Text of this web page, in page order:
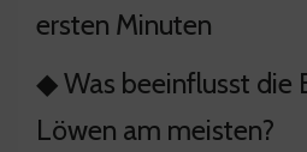
ersten Minuten
◆ Was beeinflusst die
Löwen am meisten?